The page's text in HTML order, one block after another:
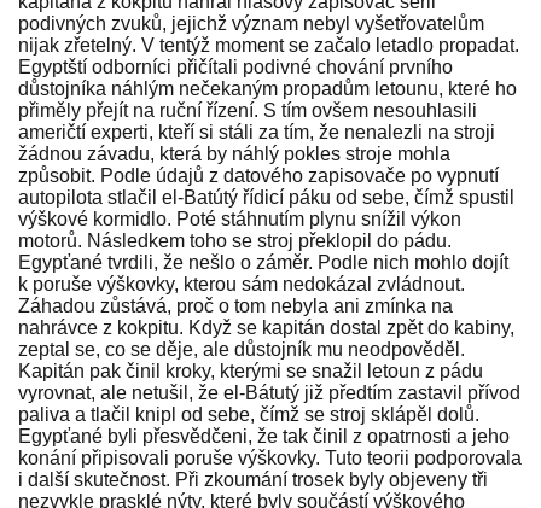
podivných zvuků, jejichž význam nebyl vyšetřovatelům
nijak zřetelný. V tentýž moment se začalo letadlo propadat.
Egyptští odborníci přičítali podivné chování prvního
důstojníka náhlým nečekaným propadům letounu, které ho
přiměly přejít na ruční řízení. S tím ovšem nesouhlasili
američtí experti, kteří si stáli za tím, že nenalezli na stroji
žádnou závadu, která by náhlý pokles stroje mohla
způsobit. Podle údajů z datového zapisovače po vypnutí
autopilota stlačil el-Batútý řídicí páku od sebe, čímž spustil
výškové kormidlo. Poté stáhnutím plynu snížil výkon
motorů. Následkem toho se stroj překlopil do pádu.
Egypťané tvrdili, že nešlo o záměr. Podle nich mohlo dojít
k poruše výškovky, kterou sám nedokázal zvládnout.
Záhadou zůstává, proč o tom nebyla ani zmínka na
nahrávce z kokpitu. Když se kapitán dostal zpět do kabiny,
zeptal se, co se děje, ale důstojník mu neodpověděl.
Kapitán pak činil kroky, kterými se snažil letoun z pádu
vyrovnat, ale netušil, že el-Bátutý již předtím zastavil přívod
paliva a tlačil knipl od sebe, čímž se stroj sklápěl dolů.
Egypťané byli přesvědčeni, že tak činil z opatrnosti a jeho
konání připisovali poruše výškovky. Tuto teorii podporovala
i další skutečnost. Při zkoumání trosek byly objeveny tři
nezvykle prasklé nýty, které byly součástí výškového